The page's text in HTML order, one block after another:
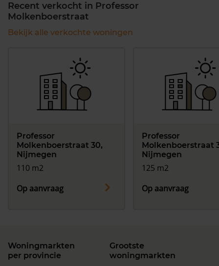
Recent verkocht in Professor
Molkenboerstraat
Bekijk alle verkochte woningen
Professor
Molkenboerstraat 30,
Nijmegen
110 m2
Op aanvraag
Professor
Molkenboerstraat
Nijmegen
125 m2
Op aanvraag
Woningmarkten
per provincie
Grootste
woningmarkten